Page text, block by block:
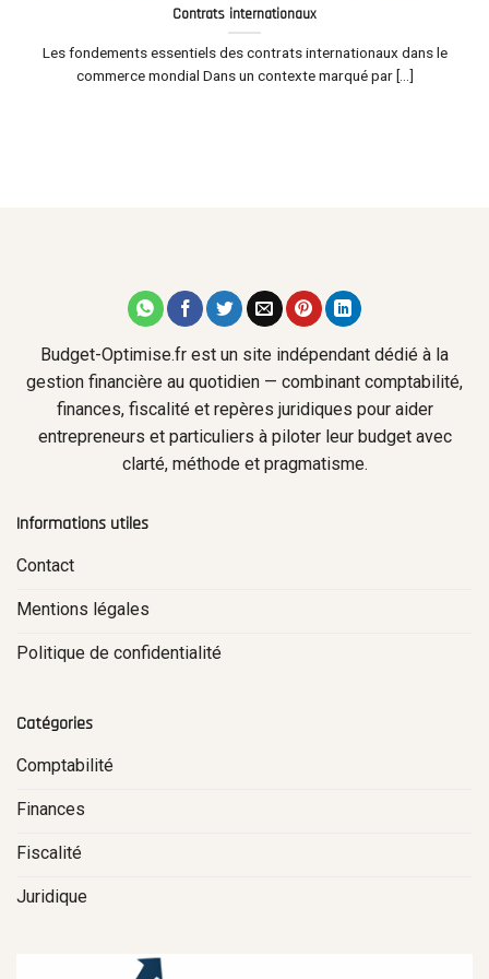
Contrats internationaux
Les fondements essentiels des contrats internationaux dans le
commerce mondial Dans un contexte marqué par [...]
Budget-Optimise.fr est un site indépendant dédié à la
gestion financière au quotidien — combinant comptabilité,
finances, fiscalité et repères juridiques pour aider
entrepreneurs et particuliers à piloter leur budget avec
clarté, méthode et pragmatisme.
Informations utiles
Contact
Mentions légales
Politique de confidentialité
Catégories
Comptabilité
Finances
Fiscalité
Juridique